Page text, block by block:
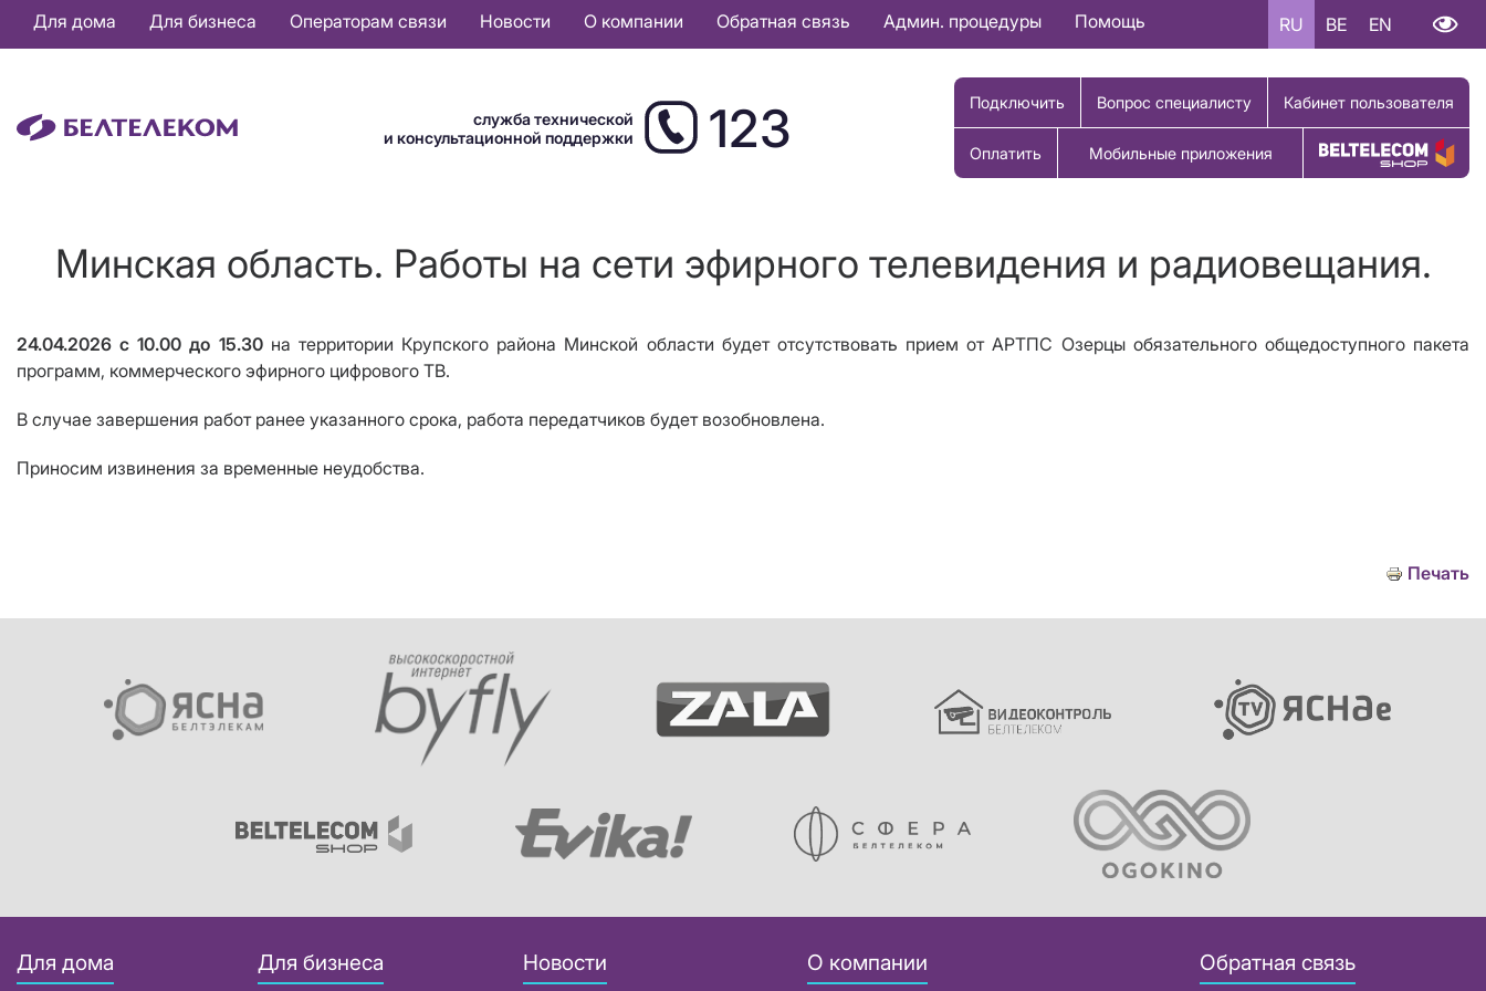
Основная
навигация
Для дома Для бизнеса Операторам связи Новости О компании Обратная связь Админ. процедуры Помощь RU BE EN
служба технической
и консультационной поддержки
123 Подключить Вопрос специалисту Кабинет пользователя
Оплатить Мобильные приложения Купить товар
Минская область. Работы на сети эфирного телевидения и радиовещания.
24.04.2026 с 10.00 до 15.30на территории Крупского района Минской области будет отсутствовать прием от АРТПС Озерцы обязательного общедоступного пакета
программ, коммерческого эфирного цифрового ТВ.
В случае завершения работ ранее указанного срока, работа передатчиков будет возобновлена.
Приносим извинения за временные неудобства.
Печать
Для дома Для бизнеса Новости О компании Обратная связь